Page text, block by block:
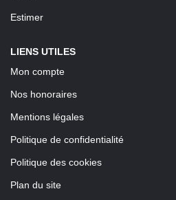
Estimer
LIENS UTILES
Mon compte
Nos honoraires
Mentions légales
Politique de confidentialité
Politique des cookies
Plan du site